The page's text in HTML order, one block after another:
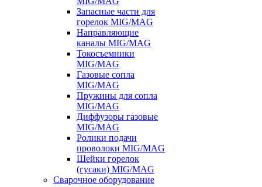
Запасные части для
горелок MIG/MAG
Направляющие
каналы MIG/MAG
Токосъемники
MIG/MAG
Газовые сопла
MIG/MAG
Пружины для сопла
MIG/MAG
Диффузоры газовые
MIG/MAG
Ролики подачи
проволоки MIG/MAG
Шейки горелок
(гусаки) MIG/MAG
Сварочное оборудование